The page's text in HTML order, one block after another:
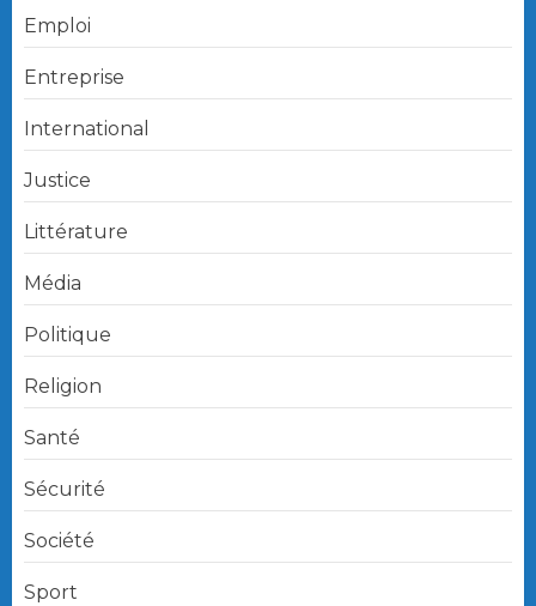
Emploi
Entreprise
International
Justice
Littérature
Média
Politique
Religion
Santé
Sécurité
Société
Sport